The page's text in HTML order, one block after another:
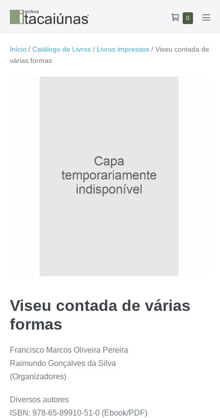
conteúdo
Carrinho
0Itens
Início / Catálogo de Livros / Livros impressos / Viseu contada de
várias formas
Viseu contada de várias
formas
Francisco Marcos Oliveira Pereira
Raimundo Gonçalves da Silva
(Organizadores)
Diversos autores
ISBN: 978-65-89910-51-0 (Ebook/PDF)